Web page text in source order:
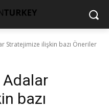
Stratejimize ilişkin bazı Öneriler
Adalar
bazı